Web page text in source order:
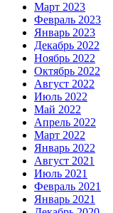
Март 2023
Февраль 2023
Январь 2023
Декабрь 2022
Ноябрь 2022
Октябрь 2022
Август 2022
Июль 2022
Май 2022
Апрель 2022
Март 2022
Январь 2022
Август 2021
Июль 2021
Февраль 2021
Январь 2021